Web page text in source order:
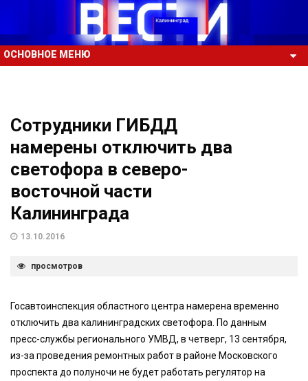
ОСНОВНОЕ МЕНЮ
Сотрудники ГИБДД
намерены отключить два
светофора в северо-
восточной части
Калининграда
13.10.2016
просмотров
Госавтоинспекция областного центра намерена временно
отключить два калининградских светофора. По данным
пресс-службы регионального УМВД, в четверг, 13 сентября,
из-за проведения ремонтных работ в районе Московского
проспекта до полуночи не будет работать регулятор на